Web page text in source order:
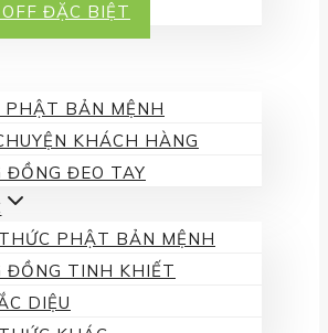
ĐẶC BIỆT
PHẬT BẢN MỆNH
KHÁCH HÀNG
ĐỒNG ĐEO TAY
PHẬT BẢN MỆNH
ĐỒNG TINH KHIẾT
DIỆU